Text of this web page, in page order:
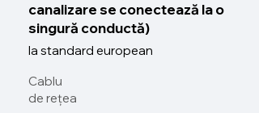
canalizare se conectează la o
singură conductă)
la standard european
Cablu
de rețea